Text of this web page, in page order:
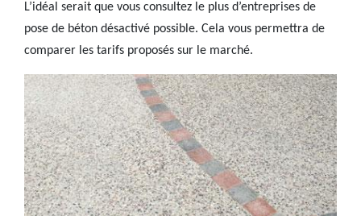
L’idéal serait que vous consultez le plus d’entreprises de
pose de béton désactivé possible. Cela vous permettra de
comparer les tarifs proposés sur le marché.